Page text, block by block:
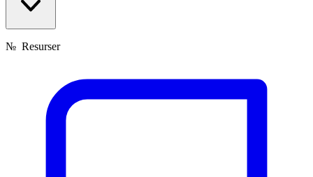
№ Resurser